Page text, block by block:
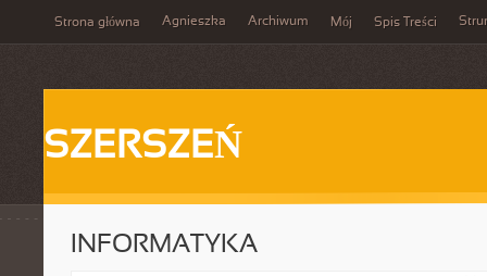
Strona główna Agnieszka Archiwum Mój Spis Treści
SZERSZEŃ
INFORMATYKA